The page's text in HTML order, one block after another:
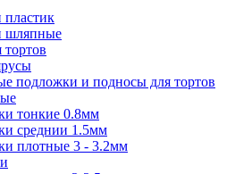
пластик
шляпные
подложки и подносы для тортов
тонкие 0.8мм
среднии 1.5мм
плотные 3 - 3.2мм